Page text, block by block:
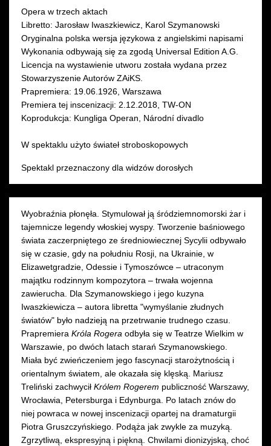
Adam
Żebrowski
Denis
Belyaevskiy
2 GRUDNIA 2018
niedziela 18:00
Sala Moniuszki
4 GRUDNIA 2018
wtorek 19:00
Sala Moniuszki
następny
Opera w trzech aktach
Libretto: Jarosław Iwaszkiewicz, Karol Szymanowski
Oryginalna polska wersja językowa z angielskimi napisami
Wykonania odbywają się za zgodą Universal Edition A.G.
Licencja na wystawienie utworu została wydana przez
Stowarzyszenie Autorów ZAiKS.
Prapremiera: 19.06.1926, Warszawa
Premiera tej inscenizacji: 2.12.2018, TW-ON
Koprodukcja: Kungliga Operan, Národní divadlo
W spektaklu użyto świateł stroboskopowych
Spektakl przeznaczony dla widzów dorosłych
Wyobraźnia płonęła. Stymulował ją śródziemnomorski żar i
tajemnicze legendy włoskiej wyspy. Tworzenie baśniowego
świata zaczerpniętego ze średniowiecznej Sycylii odbywało
się w czasie, gdy na południu Rosji, na Ukrainie, w
Elizawetgradzie, Odessie i Tymoszówce – utraconym
majątku rodzinnym kompozytora – trwała wojenna
zawierucha. Dla Szymanowskiego i jego kuzyna
Iwaszkiewicza – autora libretta "wymyślanie złudnych
światów" było nadzieją na przetrwanie trudnego czasu.
Prapremiera Króla Rogera odbyła się w Teatrze Wielkim w
Warszawie, po dwóch latach starań Szymanowskiego.
Miała być zwieńczeniem jego fascynacji starożytnością i
orientalnym światem, ale okazała się klęską. Mariusz
Treliński zachwycił Królem Rogerem publiczność Warszawy,
Wrocławia, Petersburga i Edynburga. Po latach znów do
niej powraca w nowej inscenizacji opartej na dramaturgii
Piotra Gruszczyńskiego. Podąża jak zwykle za muzyką.
Zgrzytliwą, ekspresyjną i piękną. Chwilami dionizyjską, choć